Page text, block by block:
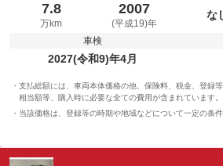
7.8
万km
2007
(平成19)年
な
車検
2027(令和9)年4月
支払総額には、車両本体価格の他、保険料、税金、登録
相当額等、購入時に必要な全ての費用が含まれています。
当該価格は、登録等の時期や地域などについて一定の条